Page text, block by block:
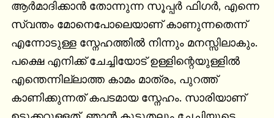
ആർമാദിക്കാൻ തോന്നുന്ന സൂപ്പർ ഫിഗർ, എന്നെ
സ്വന്തം മോനെപോലെയാണ് കാണുന്നതെന്ന്
എന്നോടുള്ള സ്നേഹത്തിൽ നിന്നും മനസ്സിലാകും.
പക്ഷെ എനിക്ക് ചേച്ചിയോട് ഉള്ളിന്റെയുള്ളിൽ
എന്തെന്നില്ലാത്ത കാമം മാത്രം, പുറത്ത്
കാണിക്കുന്നത് കപടമായ സ്നേഹം. സാരിയാണ്